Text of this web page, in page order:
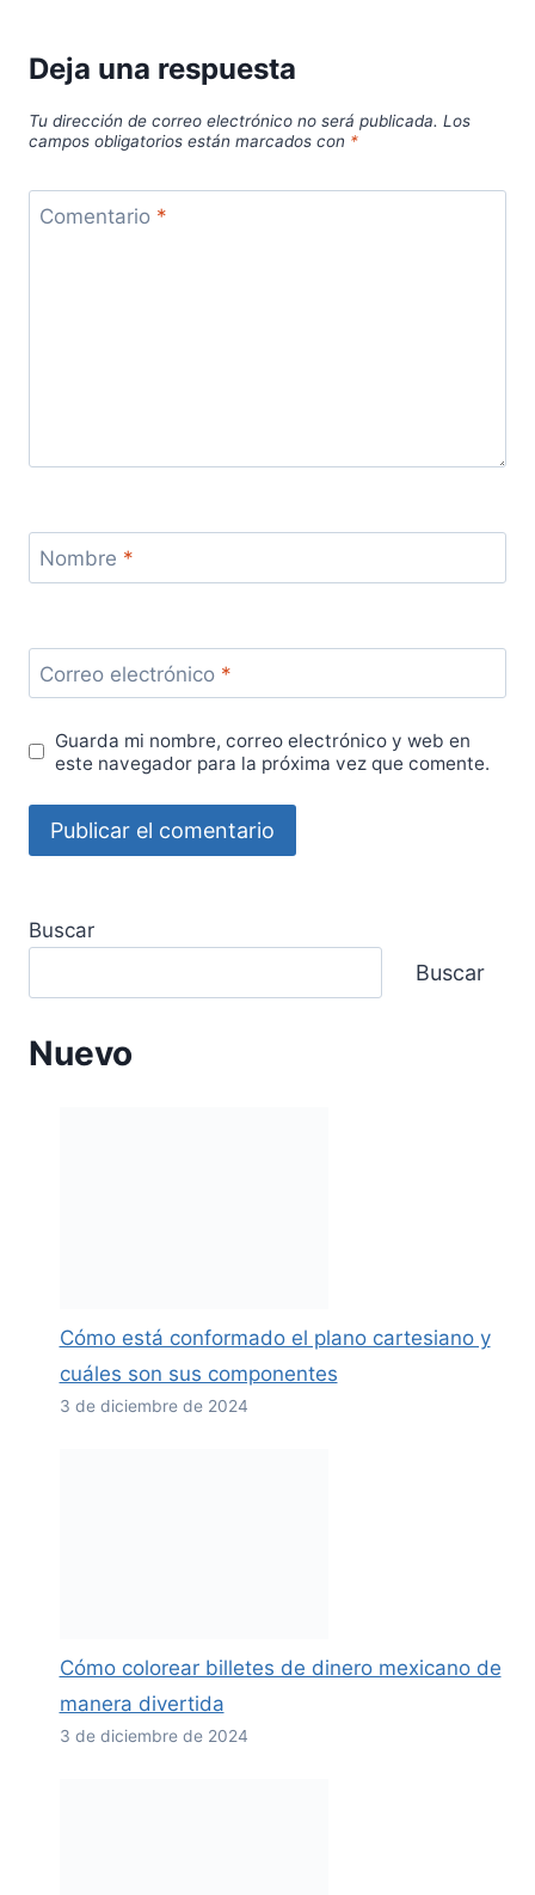
Deja una respuesta
Tu dirección de correo electrónico no será publicada. Los
campos obligatorios están marcados con *
Comentario *
Nombre *
Correo electrónico *
Guarda mi nombre, correo electrónico y web en
este navegador para la próxima vez que comente.
Buscar
Buscar
Nuevo
Cómo está conformado el plano cartesiano y
cuáles son sus componentes
3 de diciembre de 2024
Cómo colorear billetes de dinero mexicano de
manera divertida
3 de diciembre de 2024